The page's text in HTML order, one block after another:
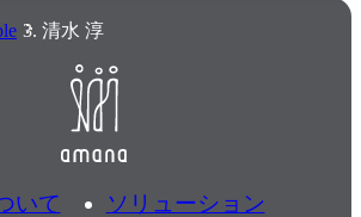
清水 淳
いて
ソリューション